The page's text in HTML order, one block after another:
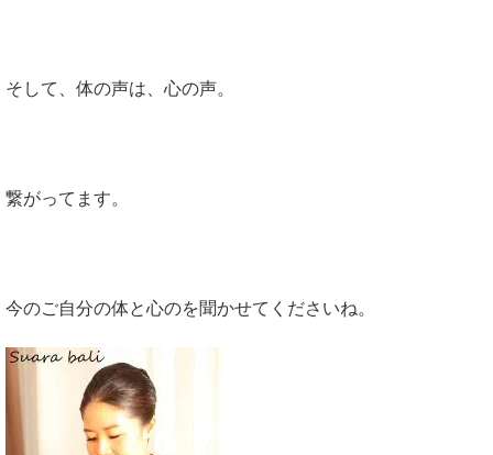
そして、体の声は、心の声。
繋がってます。
今のご自分の体と心のを聞かせてくださいね。